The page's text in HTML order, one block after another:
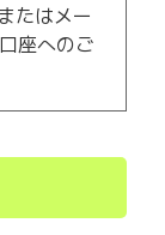
たはメー
座へのご